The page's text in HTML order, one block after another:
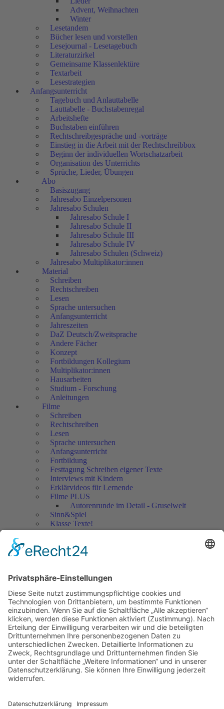
Advent, Weihnachten
Winter
Lesetandem
Bücher lesen und vorstellen
Lesejournal - Lesetagebuch
Literaturzirkel
Gemeinsame Klassenlektüre
Textarbeit
Lesestrategien
Anfangsunterricht
Tagebuch und Anlauttabelle
Lauttabelle - Buchstabenregal
Arbeitshefte
Buchstaben einführen
Rechtschreibgespräche und -vorträge
Einstieg in die Arbeit mit der Rechtschreibbox
Beginn der individuellen Wortschatzarbeit
Organisation des Unterrichts
Sprüche, Lieder, Übungen
Abo
Basiszugang
Jahresabo Einzelpersonen
Jahresabo Schulen
Jahresabo Schule I
Jahresabo Schule II
Jahresabo Schule III
Jahresabo Schule IV
Jahresabo Schulen (Schweiz)
Jahresabo Multiplikator:innen
Material
Schreiben
Rechtschreiben
Lesen
Sprache untersuchen
Anfangsunterricht
Jahreszeiten
DaZ Deutsch/Zweitsprache
Andere Fächer
Konzept
Fortbildungen Kollegium
Multiplikator:innen
Hausarbeiten
Studium - Forschung
Anleitungen
Filme
Schreiben
Rechtschreiben
Lesen
Sprache untersuchen
Anfangsunterricht
Fortbildung
Festtagung Schreiben eigener Texte
Interviews mit Kindern
Erklärvideos für Lernende
Filme PLUS
Autorenrunde im Detail - Gruselwelt
Sinn&Spiel
Klasse Texte!
Filmausschnitte Grundschule
Jedes Kind wertschätzen!
Artikel
Artikel 2018
Artikel 2017
Artikel 2016
Artikel 2015
Artikel 2014
Artikel 2013
Artikel 2012
Artikel bis 2011
Artikel zum Download - Religion
Artikel zum Download
Autorenrunden